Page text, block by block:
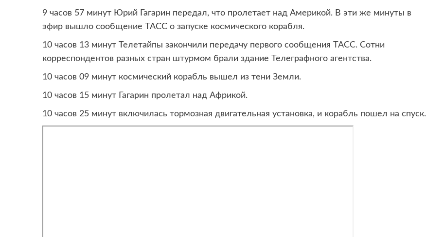
9 часов 57 минут Юрий Гагарин передал, что пролетает над Америкой. В эти же минуты в
эфир вышло сообщение ТАСС о запуске космического корабля.
10 часов 13 минут Телетайпы закончили передачу первого сообщения ТАСС. Сотни
корреспондентов разных стран штурмом брали здание Телеграфного агентства.
10 часов 09 минут космический корабль вышел из тени Земли.
10 часов 15 минут Гагарин пролетал над Африкой.
10 часов 25 минут включилась тормозная двигательная установка, и корабль пошел на спуск.